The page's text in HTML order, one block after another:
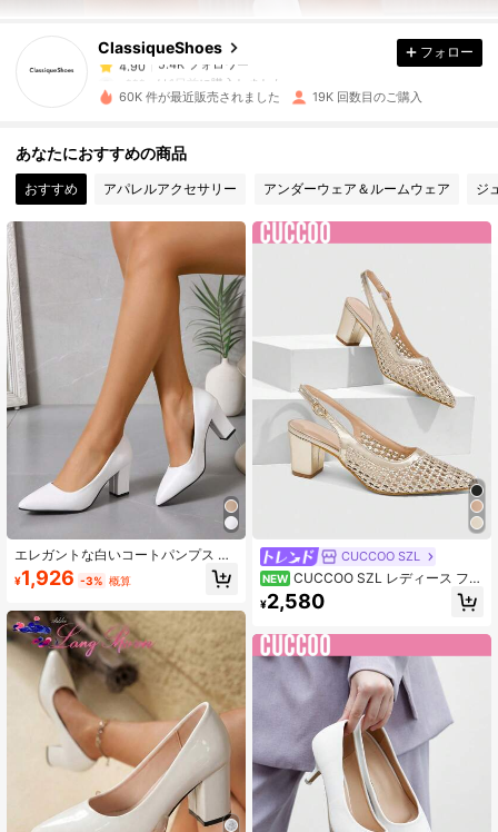
ClassiqueShoes
4.90
5.4K フォロワー
y***m
は1日前 に購入しました
4.90 5.4K フォロワー
4.90 5.4K フォロワー
5.4K フォロワー
4.90 5.4K フォロワー
4.90 5.4K フォロワー
4.90 5.4K フォロワー
4.90
フォロー
60K 件が最近販売されました 19K 回数目のご購入
あなたにおすすめの商品
おすすめ アパレルアクセサリー アンダーウェア＆ルームウェア ジ
エレガントな白いコートパンプス ポ
インテッドトゥ チャンキーヒール、
白いエレガントな無地ハイヒールパ
¥1,926 -3% 概算
CUCCOO SZL
NEW CUCCOO SZL レディース ファ
ッション ポインテッドトゥ 編み込み
透かしデザイン シングルシューズ 夏
イヒール パンプス
¥2,580